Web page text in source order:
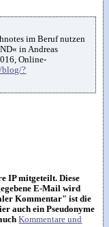
im Beruf nutzen
in Andreas
Online-
blog/?
IP mitgeteilt. Diese
E-Mail wird
Kommentar" ist die
auch ein Pseudonyme
Kommentare und